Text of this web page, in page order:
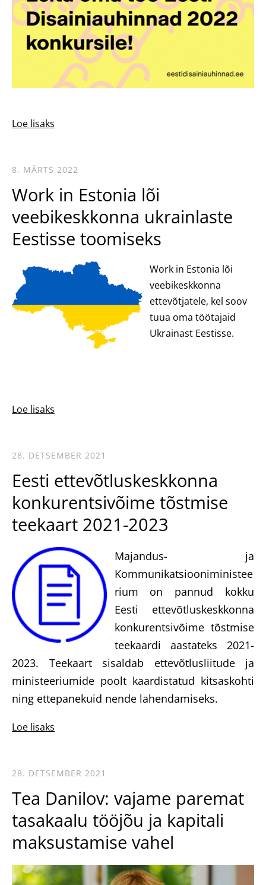
Loe lisaks
8. MÄRTS 2022
Work in Estonia lõi
veebikeskkonna ukrainlaste
Eestisse toomiseks
Work in Estonia lõi
veebikeskkonna
ettevõtjatele, kel soov
tuua oma töötajaid
Ukrainast Eestisse.
Loe lisaks
28. DETSEMBER 2021
Eesti ettevõtluskeskkonna
konkurentsivõime tõstmise
teekaart 2021-2023
Majandus- ja
Kommunikatsiooniministee
rium on pannud kokku
Eesti ettevõtluskeskkonna
konkurentsivõime tõstmise
teekaardi aastateks 2021-
2023. Teekaart sisaldab ettevõtlusliitude ja
ministeeriumide poolt kaardistatud kitsaskohti
ning ettepanekuid nende lahendamiseks.
Loe lisaks
28. DETSEMBER 2021
Tea Danilov: vajame paremat
tasakaalu tööjõu ja kapitali
maksustamise vahel